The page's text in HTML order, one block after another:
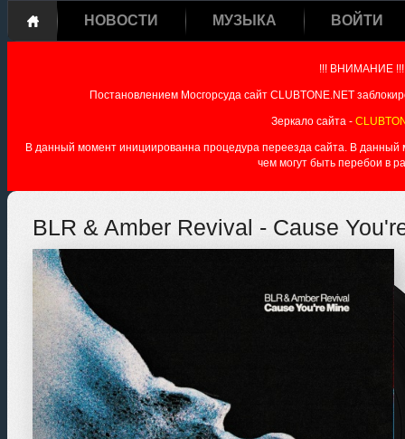
НОВОСТИ МУЗЫКА ВОЙТИ
!!! ВНИМАНИЕ !!!
Постановлением Мосгорсуда сайт CLUBTONE.NET
Зеркало сайта -
В данный момент инициированна процедура переезда сайта. В данный
чем могут быть перебои в
BLR & Amber Revival - Cause